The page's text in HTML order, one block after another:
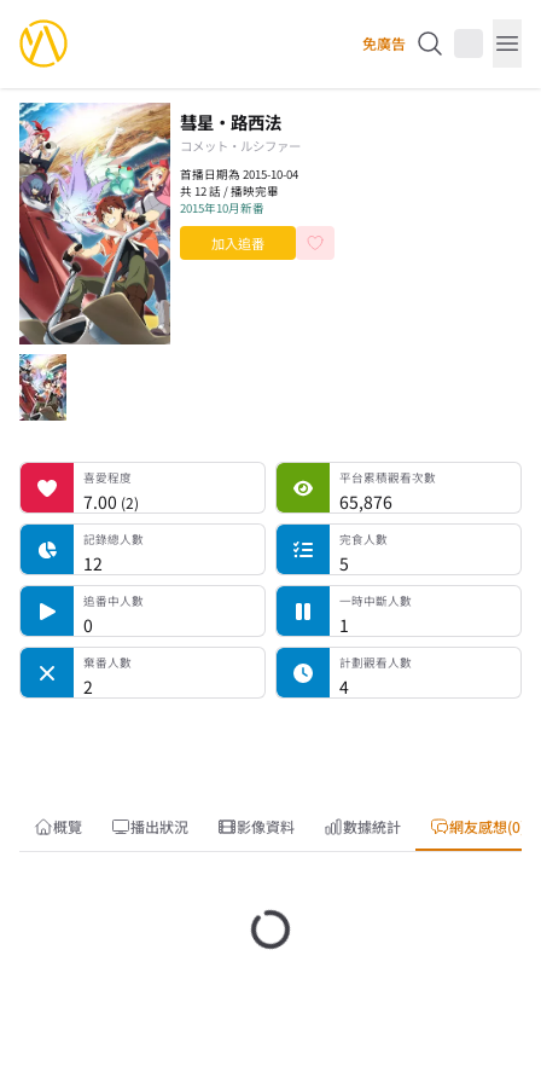
YourAnimes 你的動畫 免廣告
彗星·路西法
コメット・ルシファー
首播日期為 2015-10-04
共 12 話 / 播映完畢
2015年10月新番
加入追番
喜愛程度喜愛程度
7.00 (2)
平台累積觀看次數 平台累積觀看次數
65,876
記錄總人數
記錄總人數
12
完食人數
完食人數
5
追番中人數
追番中人數
0
一時中斷人數
一時中斷人數
1
棄番人數
棄番人數
2
計劃觀看人數
計劃觀看人數
4
概覽 播出狀況 影像資料 數據統計 網友感想(0)